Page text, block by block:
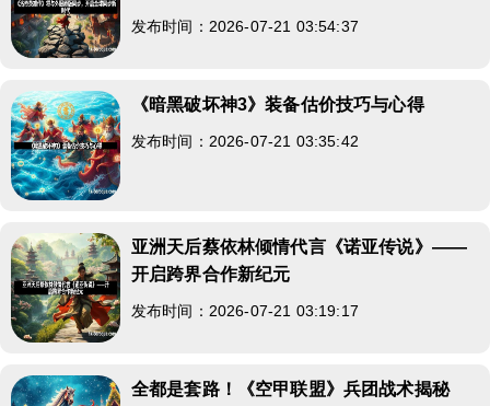
发布时间：2026-07-21 03:54:37
《暗黑破坏神3》装备估价技巧与心得
发布时间：2026-07-21 03:35:42
亚洲天后蔡依林倾情代言《诺亚传说》——
开启跨界合作新纪元
发布时间：2026-07-21 03:19:17
全都是套路！《空甲联盟》兵团战术揭秘